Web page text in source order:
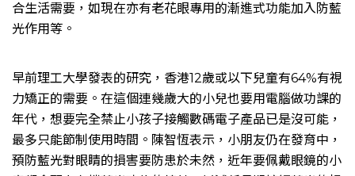
合生活需要，如現在亦有老花眼專用的漸進式功能加入防藍
光作用等。
早前理工大學發表的研究，香港12歲或以下兒童有64%有視
力矯正的需要。在這個連幾歲大的小兒也要用電腦做功課的
年代，想要完全禁止小孩子接觸數碼電子產品已是沒可能，
最多只能節制使用時間。陳智恆表示，小朋友仍在發育中，
預防藍光對眼睛的損害要防患於未然，近年要佩戴眼鏡的小